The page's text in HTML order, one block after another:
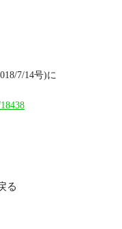
7/14号)に
る